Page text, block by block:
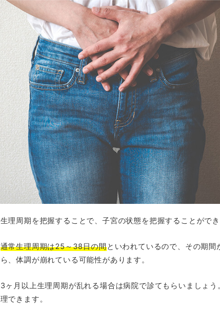
生理周期を把握することで、子宮の状態を把握することがで
通常生理周期は25～38日の間といわれているので、その期
ら、体調が崩れている可能性があります。
3ヶ月以上生理周期が乱れる場合は病院で診てもらいましょ
理できます。